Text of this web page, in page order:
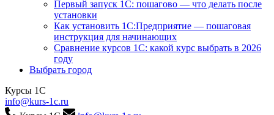
Первый запуск 1С: пошагово — что делать после
установки
Как установить 1С:Предприятие — пошаговая
инструкция для начинающих
Сравнение курсов 1С: какой курс выбрать в 2026
году
Выбрать город
Курсы 1С
info@kurs-1c.ru